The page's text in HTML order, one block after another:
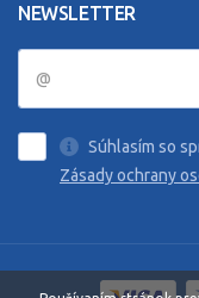
NEWSLETTER
Súhlasím so
Zásady ochrany